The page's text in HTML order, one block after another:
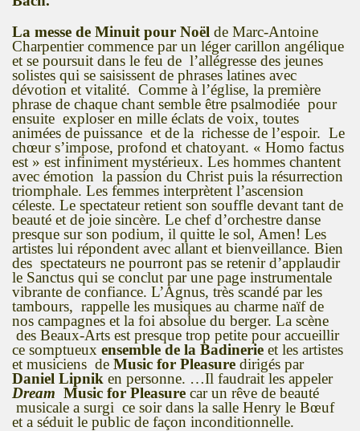
La messe de Minuit pour Noël de Marc-Antoine
Charpentier commence par un léger carillon angélique
et se poursuit dans le feu de l’allégresse des jeunes
solistes qui se saisissent de phrases latines avec
dévotion et vitalité. Comme à l’église, la première
phrase de chaque chant semble être psalmodiée pour
ensuite exploser en mille éclats de voix, toutes
animées de puissance et de la richesse de l’espoir. Le
chœur s’impose, profond et chatoyant. « Homo factus
est » est infiniment mystérieux. Les hommes chantent
avec émotion la passion du Christ puis la résurrection
triomphale. Les femmes interprètent l’ascension
céleste. Le spectateur retient son souffle devant tant de
beauté et de joie sincère. Le chef d’orchestre danse
presque sur son podium, il quitte le sol, Amen! Les
artistes lui répondent avec allant et bienveillance. Bien
des spectateurs ne pourront pas se retenir d’applaudir
le Sanctus qui se conclut par une page instrumentale
vibrante de confiance. L’Agnus, très scandé par les
tambours, rappelle les musiques au charme naïf de
nos campagnes et la foi absolue du berger. La scène
des Beaux-Arts est presque trop petite pour accueillir
ce somptueux ensemble de la Badinerie et les artistes
et musiciens de Music for Pleasure dirigés par
Daniel Lipnik en personne. …Il faudrait les appeler
Dream Music for Pleasure car un rêve de beauté
musicale a surgi ce soir dans la salle Henry le Bœuf
et a séduit le public de façon inconditionnelle.